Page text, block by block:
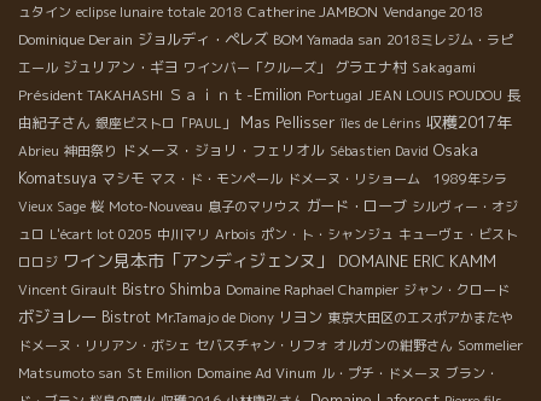
ュタイン eclipse lunaire totale 2018 Catherine JAMBON Vendange 2018
Dominique Derain ジョルディ・ペレズ BOM Yamada san 2018ミレジム・ラピ
エール ジュリアン・ギヨ ワインバー「クルーズ」 グラエナ村 Sakagami
Président TAKAHASHI Ｓａｉｎｔ-Emilion Portugal JEAN LOUIS POUDOU 長
由紀子さん 銀座ビストロ「PAUL」 Mas Pellisser îles de Lérins 収穫2017年
Abrieu 神田祭り ドメーヌ・ジョリ・フェリオル Sébastien David Osaka
Komatsuya マシモ マス・ド・モンペール ドメーヌ・リショーム 1989年シラ
Vieux Sage 桜 Moto-Nouveau 息子のマリウス ガード・ローブ シルヴィー・オジ
ュロ L'écart lot 0205 中川マリ Arbois ポン・ト・シャンジュ キューヴェ・ビスト
ロロジ ワイン見本市「アンディジェンヌ」 DOMAINE ERIC KAMM
Vincent Girault Bistro Shimba Domaine Raphael Champier ジャン・クロード
ボジョレー Bistrot Mr.Tamajo de Diony リヨン 東京大田区のエスポアかまたや
ドメーヌ・リリアン・ボシェ セバスチャン・リフォ オルガンの紺野さん Sommelier
Matsumoto san St Emilion Domaine Ad Vinum ル・プチ・ドメーヌ ブラン・